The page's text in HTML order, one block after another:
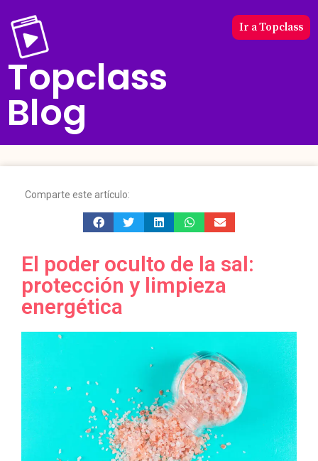
Topclass
Blog
Ir a Topclass
Comparte este artículo:
El poder oculto de la sal:
protección y limpieza
energética